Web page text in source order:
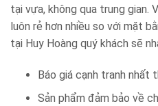
tại vựa, không qua trung gian.
luôn rẻ hơn nhiều so với mặt
tại Huy Hoàng quý khách sẽ
Báo giá cạnh tranh nhất
Sản phẩm đảm bảo về